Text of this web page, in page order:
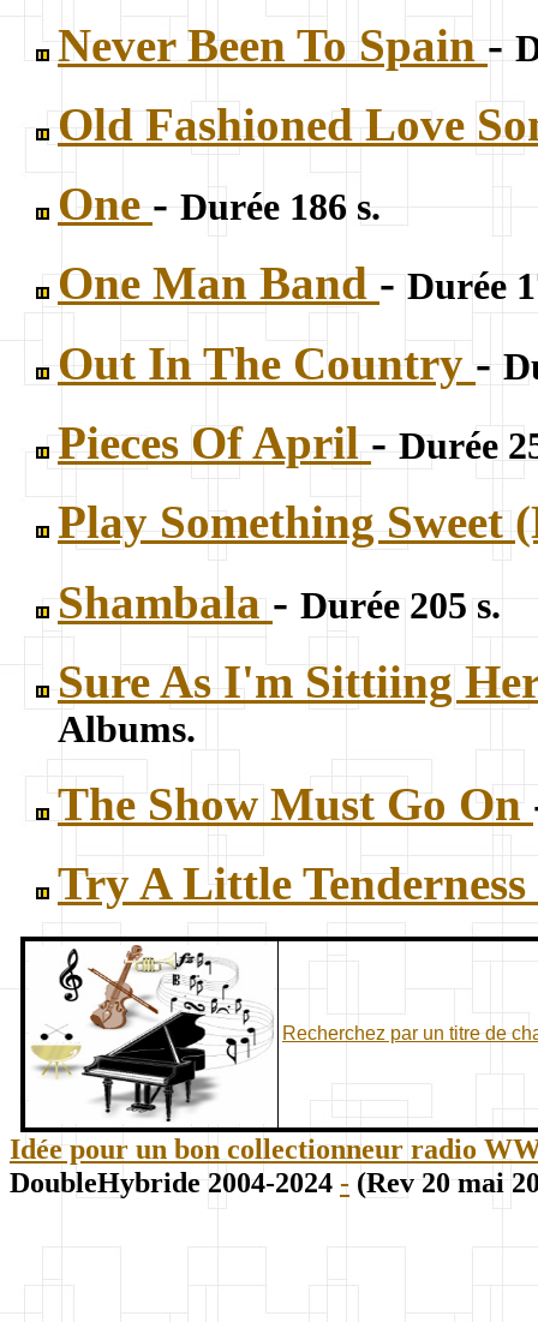
Never Been To Spain -
Old Fashioned Love
One - Durée 186 s.
One Man Band - Durée
Out In The Country -
Pieces Of April - Durée
Play Something
Shambala- Durée 205 s.
Sure As I'm Sittiing
Albums.
The Show Must Go On
Try A Little Tenderness
Recherchez par un titre de
Idée pour un bon collectionneur radio
DoubleHybride 2004-2024 - (Rev 20 mai